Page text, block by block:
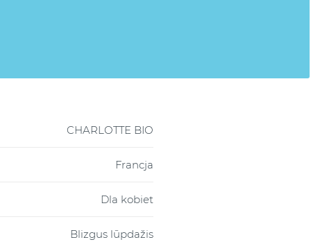
CHARLOTTE BIO
Francja
Dla kobiet
Blizgus lūpdažis